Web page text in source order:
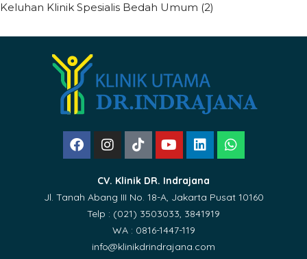
Keluhan Klinik Spesialis Bedah Umum (2)
CV. Klinik DR. Indrajana
Jl. Tanah Abang III No. 18-A, Jakarta Pusat 10160
Telp : (021) 3503033, 3841919
WA : 0816-1447-119
info@klinikdrindrajana.com